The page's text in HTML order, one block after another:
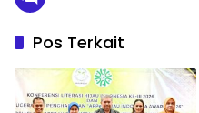
Pos Terkait